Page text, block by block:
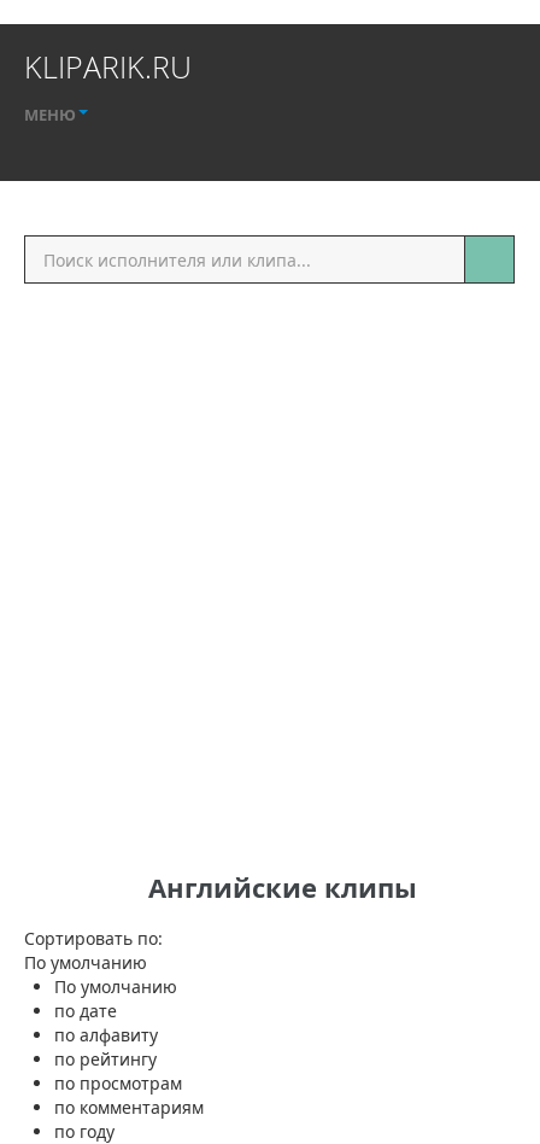
KLIPARIK.RU
МЕНЮ
Английские клипы
Сортировать по:
По умолчанию
По умолчанию
по дате
по алфавиту
по рейтингу
по просмотрам
по комментариям
по году